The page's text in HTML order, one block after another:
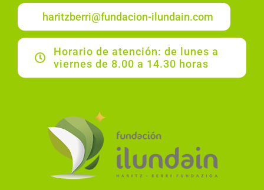
haritzberri@fundacion-ilundain.com
Horario de atención: de lunes a
viernes de 8.00 a 14.30 horas